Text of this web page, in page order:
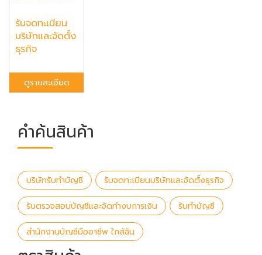
รับจดทะเบียน
บริษัทและจัดตั้ง
ธุรกิจ
ดูรายละเอียด
คำค้นสินค้า
บริษัทรับทำบัญชี รับจดทะเบียนบริษัทและจัดตั้งธุรกิจ
รับตรวจสอบบัญชีและจัดทำงบการเงิน รับทำบัญชี
สำนักงานบัญชีมืออาชีพ ใกล้ฉัน